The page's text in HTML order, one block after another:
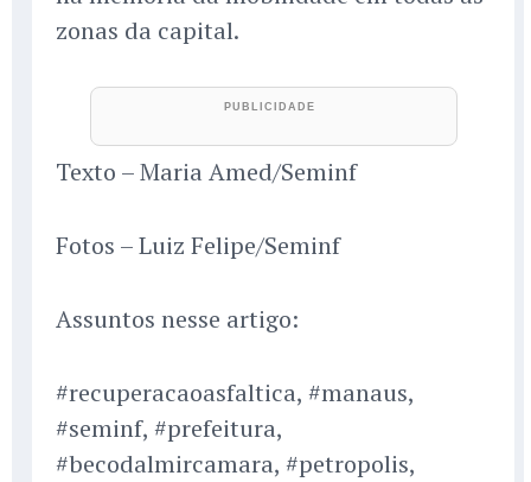
zonas da capital.
Texto – Maria Amed/Seminf
Fotos – Luiz Felipe/Seminf
Assuntos nesse artigo:
#recuperacaoasfaltica, #manaus,
#seminf, #prefeitura,
#becodalmircamara, #petropolis,